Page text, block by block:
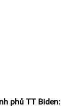
phủ TT Biden: